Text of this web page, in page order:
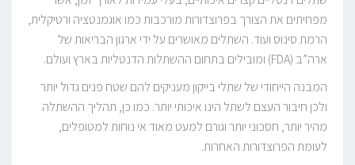
מפחיתים את הצורך בפרוצדורות מורכבות כמו אוגמנטציה ורטיקלית,
הרמת סינוס ועוד. השתלים מאושרים על ידי ארגון הבריאות של
ארה”ב (FDA) ומובילים בתחום ההשתלות הדנטליות בארץ ועולם.
המבנה הייחודי של שתלי בייקון מעניקים להם שטח פנים גדול יותר
ולכן חיבור העצם לשתל הינו איכותי יותר. כמו כן, תהליך ההשתלה
מהיר יותר, חסכוני יותר וגורם למעט מאוד אי נוחות למטופלים,
לעומת הפרוצדורות האחרות.